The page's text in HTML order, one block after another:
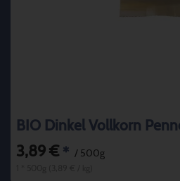
BIO Dinkel Vollkorn
3,89 € * / 500g